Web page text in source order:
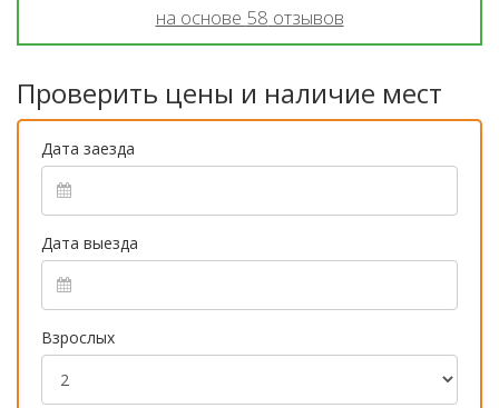
на основе 58 отзывов
Проверить цены и наличие мест
Дата заезда
Дата выезда
Взрослых